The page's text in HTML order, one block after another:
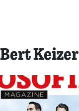
Keizer